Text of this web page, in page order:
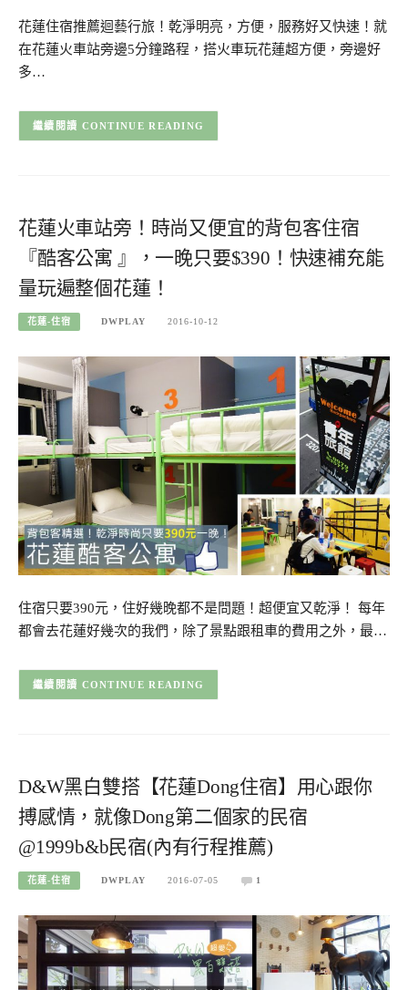
花蓮住宿推薦迴藝行旅！乾淨明亮，方便，服務好又快速！就
在花蓮火車站旁邊5分鐘路程，搭火車玩花蓮超方便，旁邊好
多…
CONTINUE READING
花蓮火車站旁！時尚又便宜的背包客住宿
『酷客公寓 』，一晚只要$390！快速補充能
量玩遍整個花蓮！
花蓮-住宿 DWPLAY 2016-10-12
住宿只要390元，住好幾晚都不是問題！超便宜又乾淨！ 每年
都會去花蓮好幾次的我們，除了景點跟租車的費用之外，最…
CONTINUE READING
D&W黑白雙搭【花蓮Dong住宿】用心跟你
搏感情，就像Dong第二個家的民宿
@1999b&b民宿(內有行程推薦)
花蓮-住宿 DWPLAY 2016-07-05 1